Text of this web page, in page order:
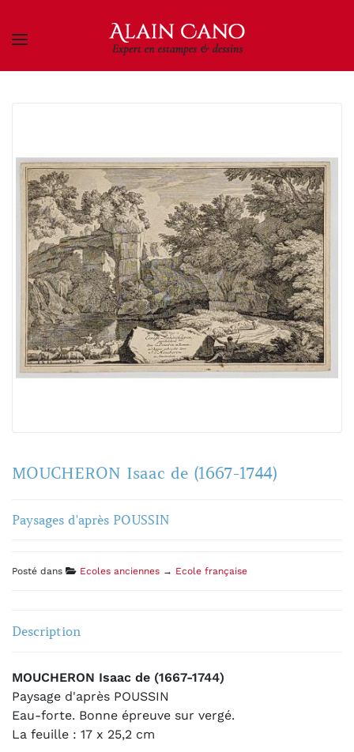
Skip to main content
MOUCHERON Isaac de (1667-1744)
Paysages d'après POUSSIN
Posté dans Ecoles anciennes → Ecole française
Description
MOUCHERON Isaac de (1667-1744)
Paysage d'après POUSSIN
Eau-forte. Bonne épreuve sur vergé.
La feuille : 17 x 25,2 cm